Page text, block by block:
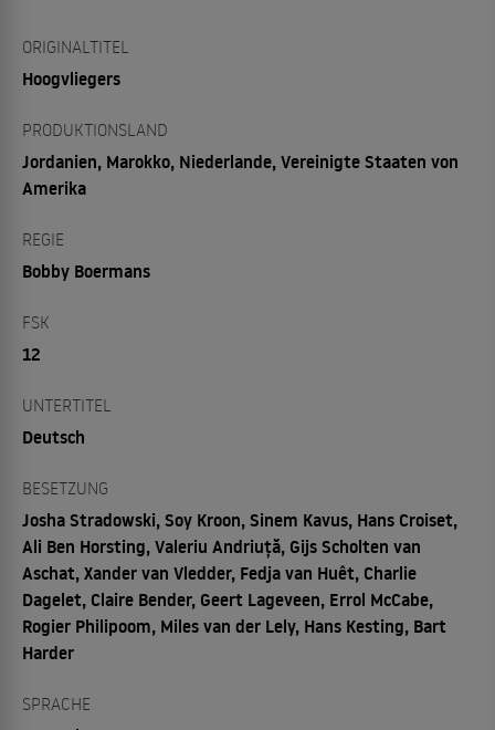
ORIGINALTITEL
Hoogvliegers
PRODUKTIONSLAND
Jordanien, Marokko, Niederlande, Vereinigte Staaten von
Amerika
REGIE
Bobby Boermans
FSK
12
UNTERTITEL
Deutsch
BESETZUNG
Josha Stradowski, Soy Kroon, Sinem Kavus, Hans Croiset,
Ali Ben Horsting, Valeriu Andriuță, Gijs Scholten van
Aschat, Xander van Vledder, Fedja van Huêt, Charlie
Dagelet, Claire Bender, Geert Lageveen, Errol McCabe,
Rogier Philipoom, Miles van der Lely, Hans Kesting, Bart
Harder
SPRACHE